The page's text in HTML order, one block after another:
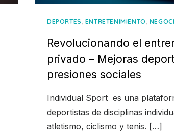
DEPORTES, ENTRETENIMIENTO,
Revolucionando el
privado – Mejoras
presiones sociales
Individual Sport es una
deportistas de disciplinas
atletismo, ciclismo y tenis. […]